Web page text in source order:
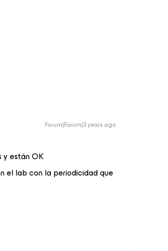
Forum|Forum|3 years ago
y están OK
el lab con la periodicidad que